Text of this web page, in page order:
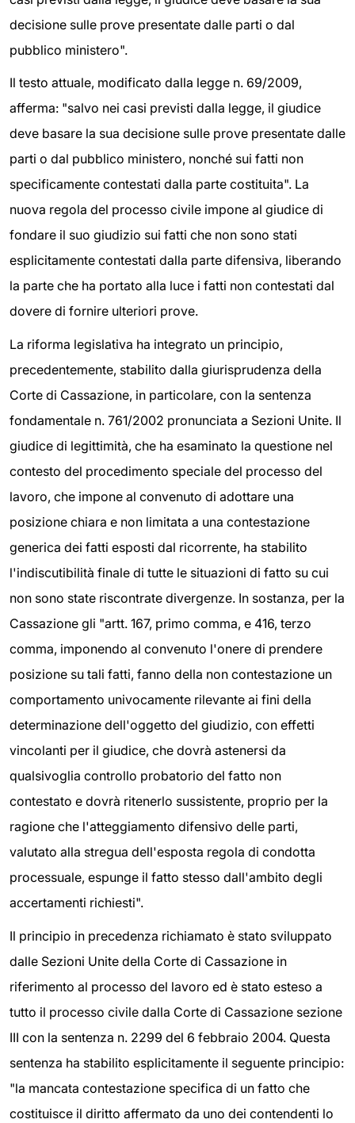
decisione sulle prove presentate dalle parti o dal
pubblico ministero".
Il testo attuale, modificato dalla legge n. 69/2009,
afferma: "salvo nei casi previsti dalla legge, il giudice
deve basare la sua decisione sulle prove presentate dalle
parti o dal pubblico ministero, nonché sui fatti non
specificamente contestati dalla parte costituita". La
nuova regola del processo civile impone al giudice di
fondare il suo giudizio sui fatti che non sono stati
esplicitamente contestati dalla parte difensiva, liberando
la parte che ha portato alla luce i fatti non contestati dal
dovere di fornire ulteriori prove.
La riforma legislativa ha integrato un principio,
precedentemente, stabilito dalla giurisprudenza della
Corte di Cassazione, in particolare, con la sentenza
fondamentale n. 761/2002 pronunciata a Sezioni Unite. Il
giudice di legittimità, che ha esaminato la questione nel
contesto del procedimento speciale del processo del
lavoro, che impone al convenuto di adottare una
posizione chiara e non limitata a una contestazione
generica dei fatti esposti dal ricorrente, ha stabilito
l'indiscutibilità finale di tutte le situazioni di fatto su cui
non sono state riscontrate divergenze. In sostanza, per la
Cassazione gli "artt. 167, primo comma, e 416, terzo
comma, imponendo al convenuto l'onere di prendere
posizione su tali fatti, fanno della non contestazione un
comportamento univocamente rilevante ai fini della
determinazione dell'oggetto del giudizio, con effetti
vincolanti per il giudice, che dovrà astenersi da
qualsivoglia controllo probatorio del fatto non
contestato e dovrà ritenerlo sussistente, proprio per la
ragione che l'atteggiamento difensivo delle parti,
valutato alla stregua dell'esposta regola di condotta
processuale, espunge il fatto stesso dall'ambito degli
accertamenti richiesti".
Il principio in precedenza richiamato è stato sviluppato
dalle Sezioni Unite della Corte di Cassazione in
riferimento al processo del lavoro ed è stato esteso a
tutto il processo civile dalla Corte di Cassazione sezione
III con la sentenza n. 2299 del 6 febbraio 2004. Questa
sentenza ha stabilito esplicitamente il seguente principio:
"la mancata contestazione specifica di un fatto che
costituisce il diritto affermato da uno dei contendenti lo